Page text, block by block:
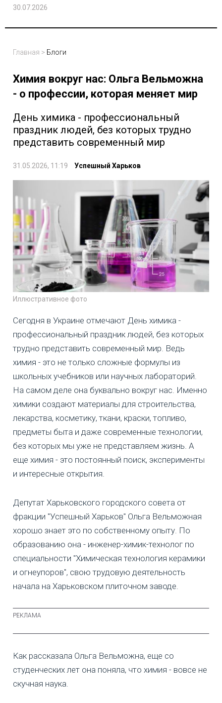
30.07.2026
Главная > Блоги
Химия вокруг нас: Ольга Вельможна
- о профессии, которая меняет мир
День химика - профессиональный
праздник людей, без которых трудно
представить современный мир
31.05.2026, 11:19 Успешный Харьков
Иллюстративное фото
Сегодня в Украине отмечают День химика -
профессиональный праздник людей, без которых
трудно представить современный мир. Ведь
химия - это не только сложные формулы из
школьных учебников или научных лабораторий.
На самом деле она буквально вокруг нас. Именно
химики создают материалы для строительства,
лекарства, косметику, ткани, краски, топливо,
предметы быта и даже современные технологии,
без которых мы уже не представляем жизнь. А
еще химия - это постоянный поиск, эксперименты
и интересные открытия.
Депутат Харьковского городского совета от
фракции "Успешный Харьков" Ольга Вельможная
хорошо знает это по собственному опыту. По
образованию она - инженер-химик-технолог по
специальности "Химическая технология керамики
и огнеупоров", свою трудовую деятельность
начала на Харьковском плиточном заводе.
Как рассказала Ольга Вельможна, еще со
студенческих лет она поняла, что химия - вовсе не
скучная наука.